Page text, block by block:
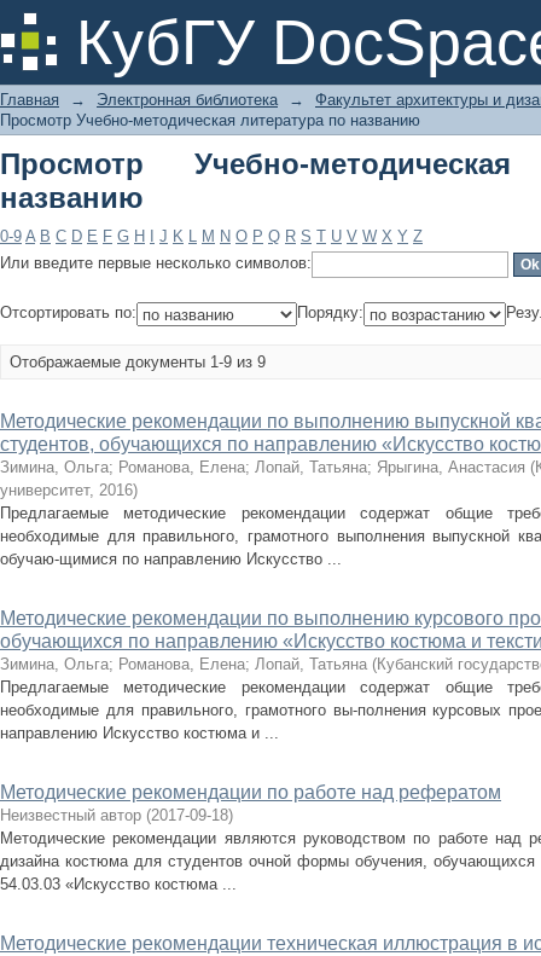
КубГУ
Просмотр Учебно-методическая
Главная → Электронная библиотека →
Факультет архитектуры и
Просмотр Учебно-методическая литература по названию
Просмотр Учебно-
названию
0-9 A B C D E F G H J K L M N O P Q R S T U V W X Y Z
Или введите первые несколько символов:
Отсортировать по: Порядку:
Отображаемые документы 1-9 из 9
Методические рекомендации по выполнению выпускной
студентов, обучающихся по направлению «Искусство
Зимина, Ольга; Романова, Елена; Лопай, Татьяна; Ярыгина, Анастасия (
университет, 2016)
Предлагаемые методические рекомендации содержат общие
необходимые для правильного, грамотного выполнения выпускной
обучаю-щимися по направлению Искусство ...
Методические рекомендации по выполнению курсового
обучающихся по направлению «Искусство костюма и
Зимина, Ольга; Романова, Елена; Лопай, Татьяна (Кубанский
Предлагаемые методические рекомендации содержат общие
необходимые для правильного, грамотного вы-полнения курсовых
направлению Искусство костюма и ...
Методические рекомендации по работе над рефератом
Неизвестный автор (2017-09-18)
Методические рекомендации являются руководством по работе
дизайна костюма для студентов очной формы обучения, обучающихся
54.03.03 «Искусство костюма ...
Методические рекомендации техническая иллюстрация в